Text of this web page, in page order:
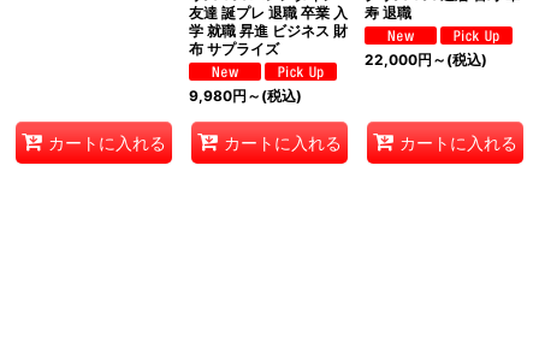
カートに入れる
友達 誕プレ 退職 卒業 入
学 就職 昇進 ビジネス 財
布 サプライズ
9,980円 ～ (税込)
カートに入れる
寿 退職
22,000円 ～ (税込)
カートに入れる